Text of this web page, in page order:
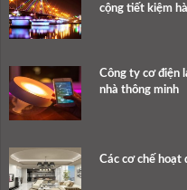
cộng tiết kiệm
Công ty cơ điện
nhà thông minh
Các cơ chế hoạt